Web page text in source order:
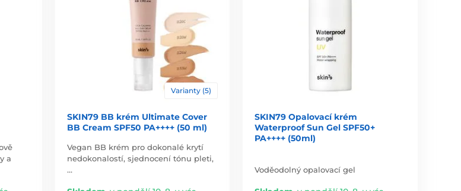
a
Varianty (5)
SKIN79 BB krém Ultimate Cover
BB Cream SPF50 PA++++ (50 ml)
Vegan BB krém pro dokonalé krytí
nedokonalostí, sjednocení tónu pleti,
…
SKIN79 Opalovací krém
Waterproof Sun Gel SPF50+
PA++++ (50ml)
Voděodolný opalovací gel